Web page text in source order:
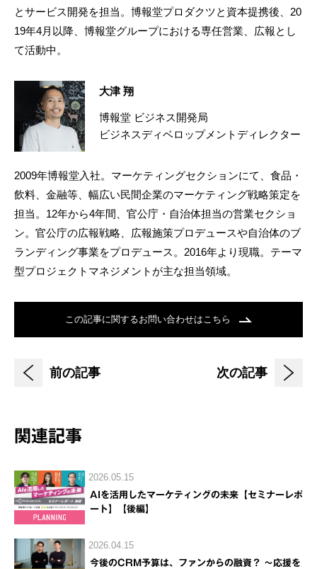
とサービス開発を担当。博報堂プロダクツと資本提携後、20
19年4月以降、博報堂グループにおける専任営業、広報とし
て活動中。
大津 翔
博報堂 ビジネス開発局
ビジネスディベロップメントディレクター
2009年博報堂入社。マーケティングセクションにて、食品・
飲料、金融等、幅広い民間企業のマーケティング戦略策定を
担当。12年から4年間、官公庁・自治体担当の営業セクショ
ン。官公庁の広報戦略、広報施策プロデュースや自治体のブ
ランディング事業をプロデュース。2016年より現職。テーマ
型プロジェクトマネジメントが主な担当領域。
この記事に関するお問い合わせはこちら
前の記事 次の記事
関連記事
2026.05.15
AIを活用したマーケティングの未来【セミナーレポ
ート】【後編】
2026.04.15
今後のCRM予算は、ファンからの融資？ ～応援を